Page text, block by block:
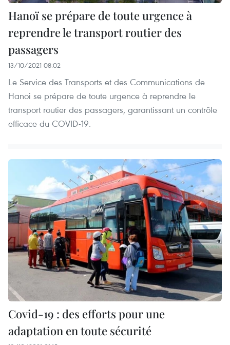
Hanoï se prépare de toute urgence à
reprendre le transport routier des
passagers
13/10/2021 08:02
Le Service des Transports et des Communications de
Hanoi se prépare de toute urgence à reprendre le
transport routier des passagers, garantissant un contrôle
efficace du COVID-19.
Covid-19 : des efforts pour une
adaptation en toute sécurité